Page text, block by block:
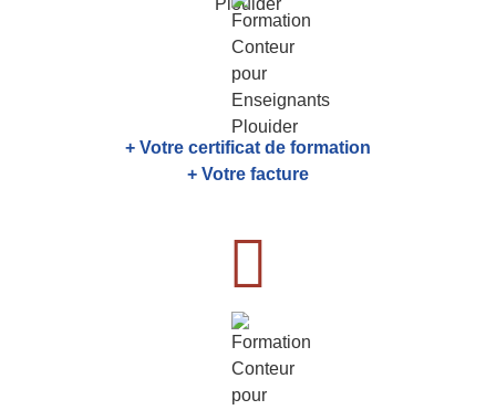
+ Votre certificat de formation
+ Votre facture